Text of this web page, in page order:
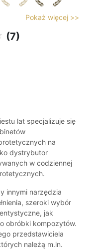
Pokaż więcej >>
(7)
lat specjalizuje się
na
dystrybutor
w codziennej
innymi narzędzia
szeroki wybór
jak
obróbki kompozytów.
przedstawiciela
należą m.in.